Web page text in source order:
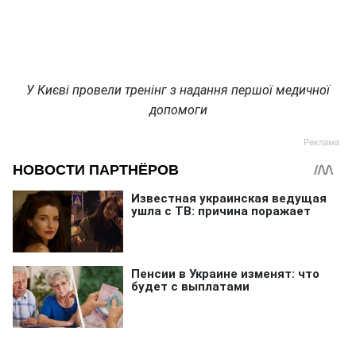
У Києві провели тренінг з надання першої медичної
допомоги